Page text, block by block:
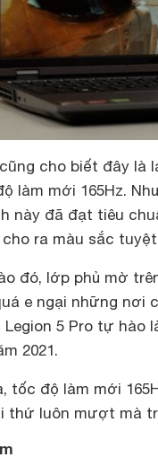
cho biết đây là
làm mới 165Hz.
này đã đạt tiêu
cho ra màu sắc
đó, lớp phủ mờ
e ngại những nơi
Legion 5 Pro tự
2021.
tốc độ làm mới
thứ luôn mượt mà